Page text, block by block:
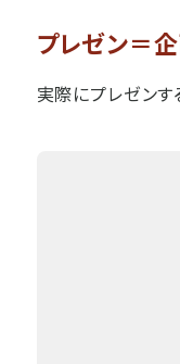
プレゼン＝
実際にプレゼンす